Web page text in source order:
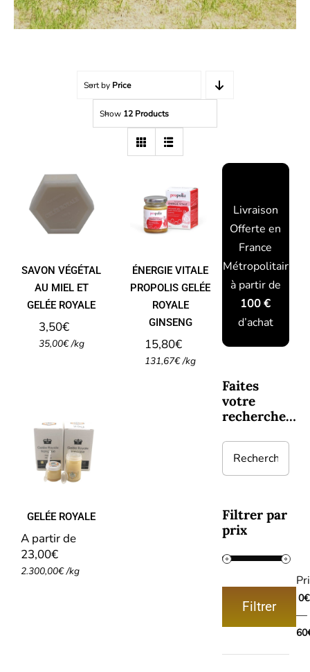
Sort by Price
Show 12 Products
VÉGÉTAL
AU MIEL
GELÉE
ROYALE
SAVON VÉGÉTAL
AU MIEL ET
GELÉE ROYALE
3,50€
35,00€ /kg
PROPOLIS
GELÉE
ROYALE
GINSENG
ÉNERGIE VITALE
PROPOLIS GELÉE
ROYALE
GINSENG
15,80€
131,67€ /kg
GELÉE
ROYALE
GELÉE ROYALE
A partir de
23,00€
2.300,00€ /kg
Livraison
Offerte en
France
Métropolitaine
à partir de
100 €
d’achat
Faites
votre
recherche…
Filtrer par
prix
Filtrer
0€
—